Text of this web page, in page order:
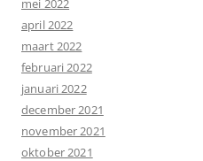
april 2022
maart 2022
februari 2022
januari 2022
december 2021
november 2021
oktober 2021